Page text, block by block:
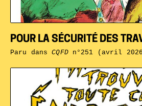
POUR LA SÉCURITÉ DES
Paru dansCQFDn°251 (avril